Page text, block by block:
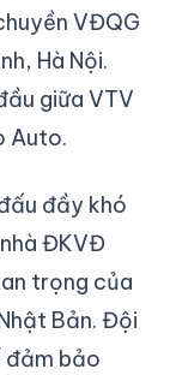
VĐQG
Hà Nội.
giữa VTV
Auto.
đầy khó
ĐKVĐ
trọng của
Bản. Đội
đảm bảo